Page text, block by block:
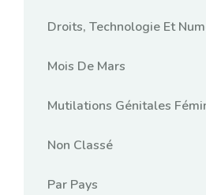
Droits, Technologie Et
Mois De Mars
Mutilations Génitales
Non Classé
Par Pays